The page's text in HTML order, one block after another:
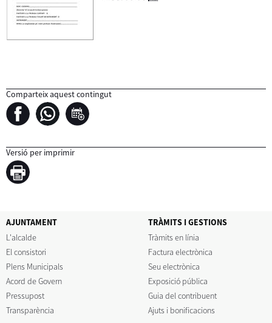
Comparteix aquest contingut
Versió per imprimir
AJUNTAMENT
L'alcalde
El consistori
Plens Municipals
Acord de Govern
Pressupost
Transparència
TRÀMITS I GESTIONS
Tràmits en línia
Factura electrònica
Seu electrònica
Exposició pública
Guia del contribuent
Ajuts i bonificacions